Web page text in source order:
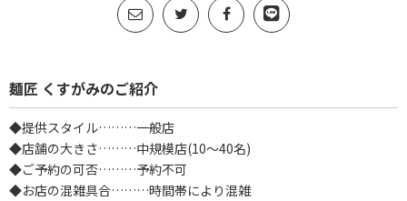
麺匠 くすがみのご紹介
◆提供スタイル………一般店
◆店舗の大きさ………中規模店(10～40名)
◆ご予約の可否………予約不可
◆お店の混雑具合………時間帯により混雑